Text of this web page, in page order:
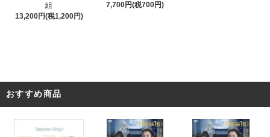
組
13,200円(税1,200円)
7,700円(税700円)
おすすめ商品